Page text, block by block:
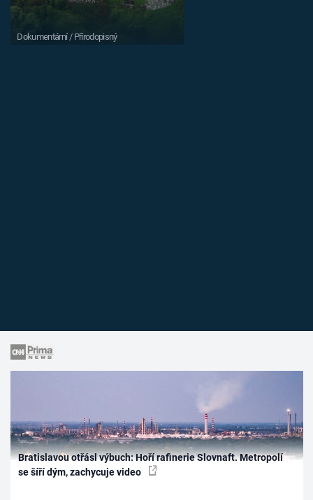
Dokumentární / Přírodopisný
Bratislavou otřásl výbuch: Hoří rafinerie Slovnaft. Metropolí
se šíří dým, zachycuje video